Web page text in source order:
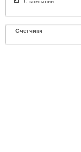
О компании
Счётчики